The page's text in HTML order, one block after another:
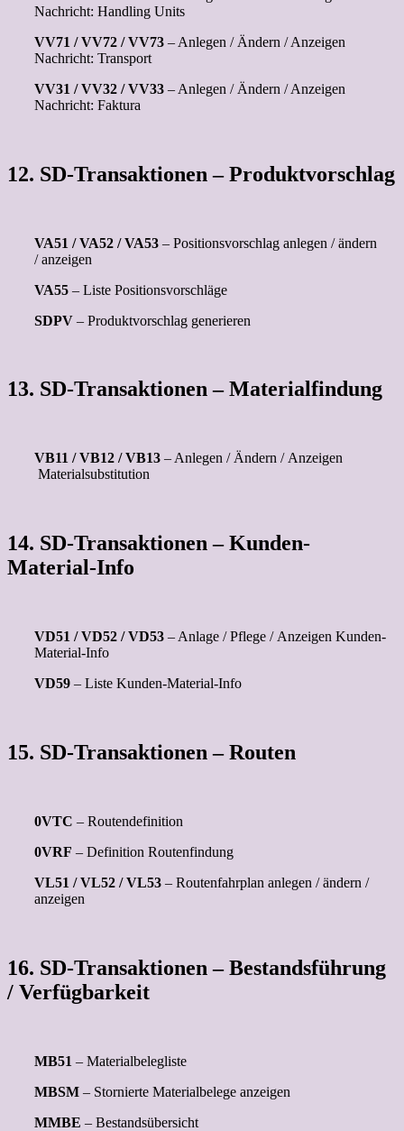
Nachricht: Handling Units
VV71 / VV72 / VV73 – Anlegen / Ändern / Anzeigen
Nachricht: Transport
VV31 / VV32 / VV33 – Anlegen / Ändern / Anzeigen
Nachricht: Faktura
12. SD-Transaktionen – Produktvorschlag
VA51 / VA52 / VA53 – Positionsvorschlag anlegen / ändern
/ anzeigen
VA55 – Liste Positionsvorschläge
SDPV – Produktvorschlag generieren
13. SD-Transaktionen – Materialfindung
VB11 / VB12 / VB13 – Anlegen / Ändern / Anzeigen
Materialsubstitution
14. SD-Transaktionen – Kunden-
Material-Info
VD51 / VD52 / VD53 – Anlage / Pflege / Anzeigen Kunden-
Material-Info
VD59 – Liste Kunden-Material-Info
15. SD-Transaktionen – Routen
0VTC – Routendefinition
0VRF – Definition Routenfindung
VL51 / VL52 / VL53 – Routenfahrplan anlegen / ändern /
anzeigen
16. SD-Transaktionen – Bestandsführung
/ Verfügbarkeit
MB51 – Materialbelegliste
MBSM – Stornierte Materialbelege anzeigen
MMBE – Bestandsübersicht